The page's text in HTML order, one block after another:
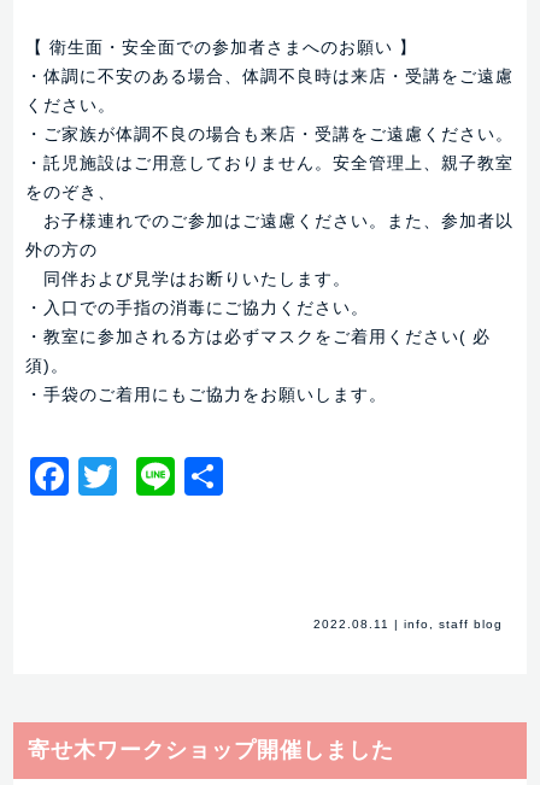
【 衛生面・安全面での参加者さまへのお願い 】
・体調に不安のある場合、体調不良時は来店・受講をご遠慮
ください。
・ご家族が体調不良の場合も来店・受講をご遠慮ください。
・託児施設はご用意しておりません。安全管理上、親子教室
をのぞき、
お子様連れでのご参加はご遠慮ください。また、参加者以
外の方の
同伴および見学はお断りいたします。
・入口での手指の消毒にご協力ください。
・教室に参加される方は必ずマスクをご着用ください( 必
須)。
・手袋のご着用にもご協力をお願いします。
Facebook
Twitter
Line
2022.08.11 | info staff blog
寄せ木ワークショップ開催しました